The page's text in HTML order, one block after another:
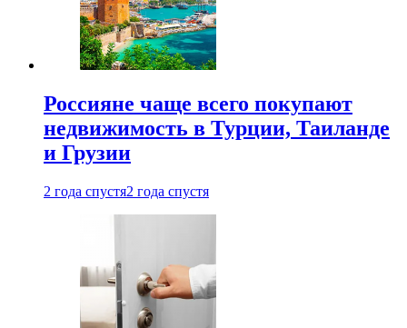
Россияне чаще всего покупают
недвижимость в Турции, Таиланде
и Грузии
2 года спустя2 года спустя